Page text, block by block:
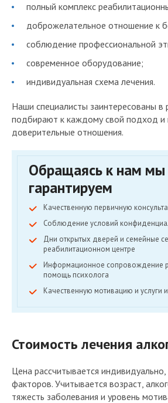
полный комплекс
доброжелательное отношение к
соблюдение профессиональной
современное оборудование;
индивидуальная схема лечения.
Наши специалисты заинтересованы в
подбирают к каждому свой подход и
доверительные отношения.
Обращаясь к нам мы
гарантируем
Качественную первичную
Соблюдение условий
Дни открытых дверей и семейные
реабилитационном центре
Информационное сопровождение
помощь психолога
Качественную мотивацию и услуги
Стоимость лечения
Цена рассчитывается
факторов. Учитывается возраст,
тяжесть заболевания и уровень